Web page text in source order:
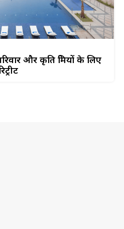
और प्रकृति प्रेमियों के लिए